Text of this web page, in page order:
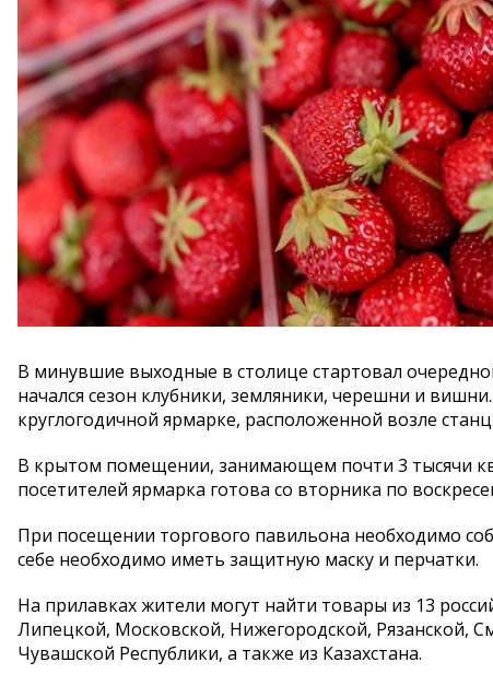
В минувшие выходные в столице стартовал
начался сезон клубники, земляники, черешни и
круглогодичной ярмарке, расположенной возле
В крытом помещении, занимающем почти 3 тысячи
посетителей ярмарка готова со вторника по
При посещении торгового павильона необходимо
себе необходимо иметь защитную маску и перчатки.
На прилавках жители могут найти товары из 13
Липецкой, Московской, Нижегородской, Рязанской,
Чувашской Республики, а также из Казахстана.